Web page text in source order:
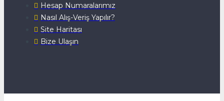
Hesap Numaralarımız
Nasıl Alış-Veriş Yapılır?
Site Haritası
Bize Ulaşın